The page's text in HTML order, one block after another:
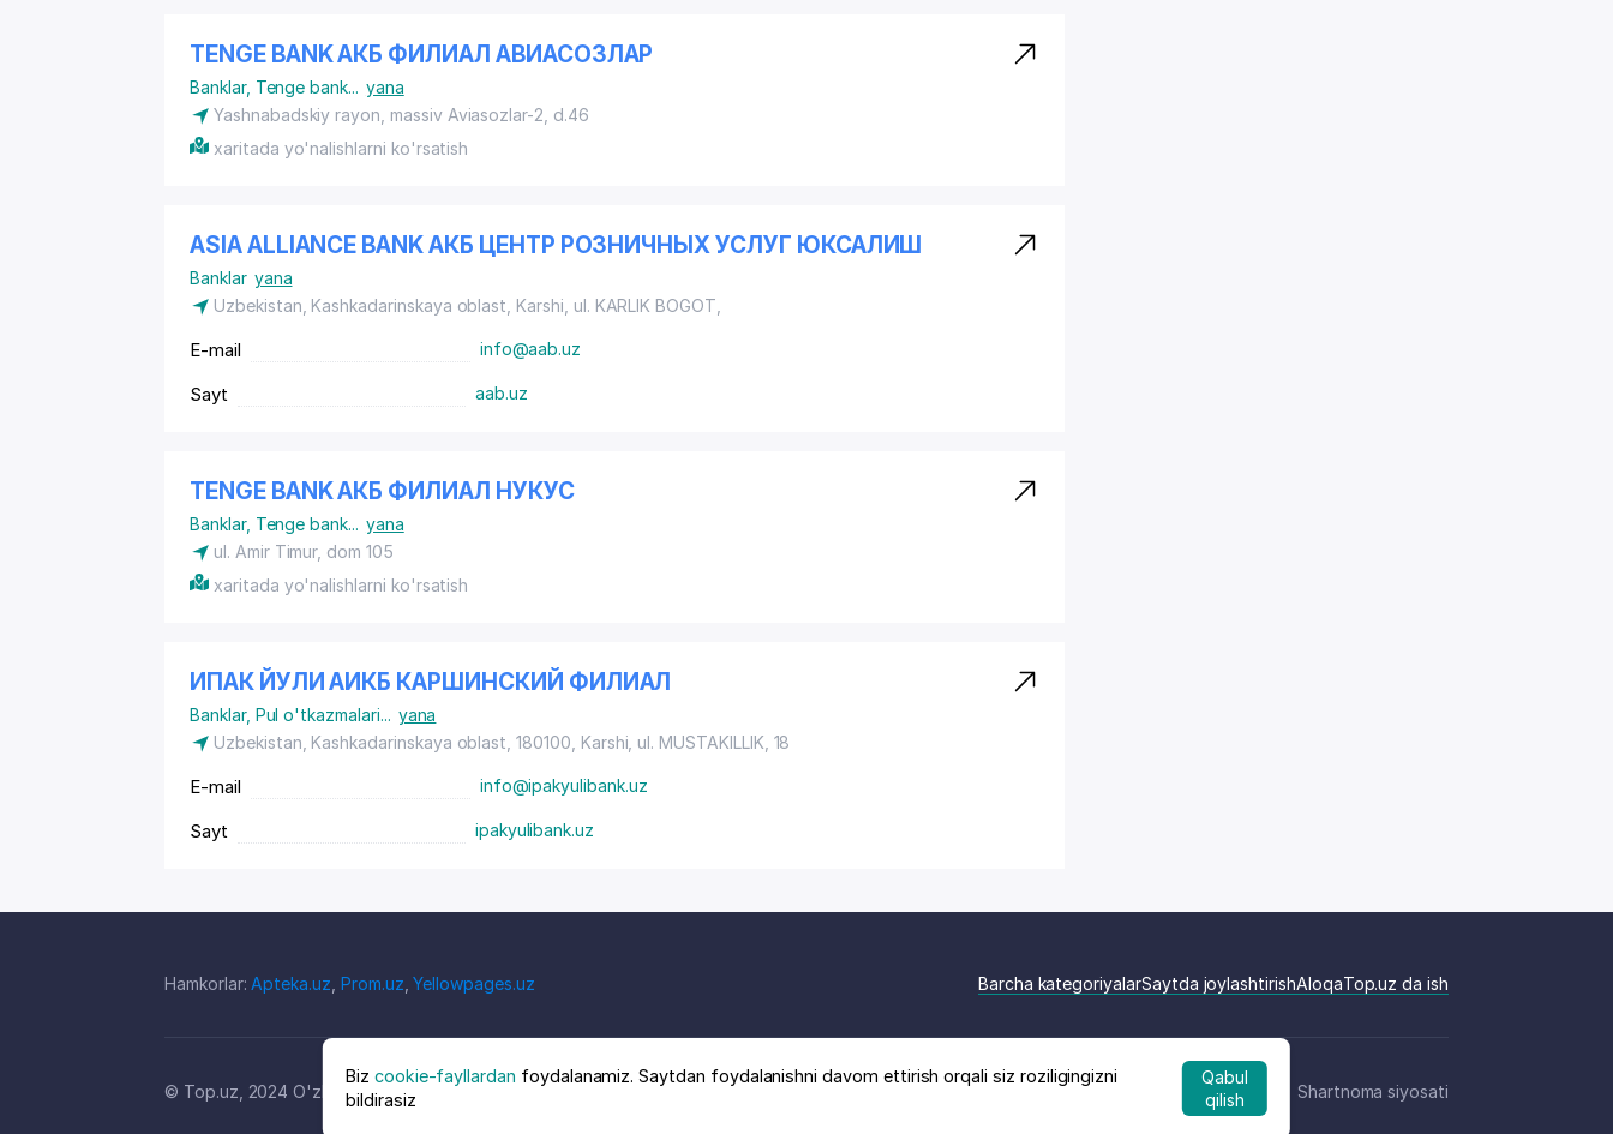
TENGE BANK АКБ ФИЛИАЛ АВИАСОЗЛАР
Banklar, Tenge bank... yana
Yashnabadskiy rayon , massiv Aviasozlar-2, d.46
xaritada yo'nalishlarni ko'rsatish
ASIA ALLIANCE BANK АКБ ЦЕНТР РОЗНИЧНЫХ УСЛУГ ЮКСАЛИШ
Banklar yana
Uzbekistan, Kashkadarinskaya oblast, Karshi, ul. KARLIK BOGOT
E-mail info@aab.uz
Sayt aab.uz
TENGE BANK АКБ ФИЛИАЛ НУКУС
Banklar, Tenge bank... yana
ul. Amir Timur, dom 105
xaritada yo'nalishlarni ko'rsatish
ИПАК ЙУЛИ АИКБ КАРШИНСКИЙ ФИЛИАЛ
Banklar, Pul o'tkazmalari... yana
Uzbekistan, Kashkadarinskaya oblast, 180100, Karshi, ul. MUSTAKILLIK , 18
E-mail info@ipakyulibank.uz
Sayt ipakyulibank.uz
Hamkorlar: Apteka.uz Prom.uz ,Yellowpages.uz Barcha kategoriyalarSaytda joylashtirishAloqaTop.uz da ish
© Top.uz, 2024 O'zbekiston kompaniyalari katalogi Shartnoma siyosati
Biz cookie-fayllardan foydalanamiz. Saytdan foydalanishni davom ettirish orqali siz roziligingizni
bildirasiz
Qabul
qilish